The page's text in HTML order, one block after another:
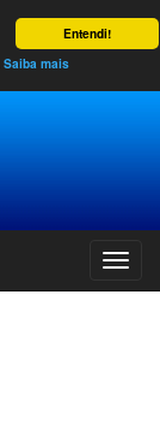
Entendi!
Saiba mais